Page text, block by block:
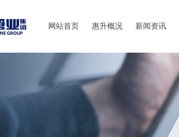
网站首页 惠升概况 新闻资讯